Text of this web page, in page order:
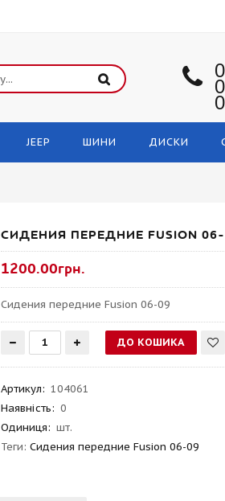
JEEP ШИНИ ДИСКИ
СИДЕНИЯ ПЕРЕДНИЕ FUSION
1200.00грн.
Сидения передние Fusion 06-09
Артикул: 104061
Наявність: 0
Одиниця: шт.
Теги:Сидения передние Fusion 06-09